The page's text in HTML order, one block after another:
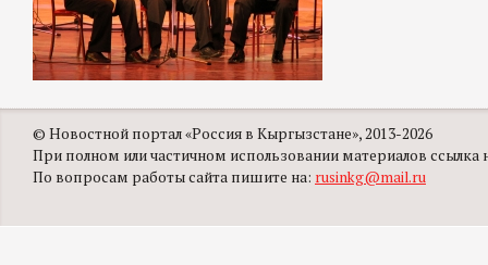
© Новостной портал «Россия в Кыргызстане», 2013-2026
При полном или частичном использовании материалов ссылка
По вопросам работы сайта пишите на: rusinkg@mail.ru